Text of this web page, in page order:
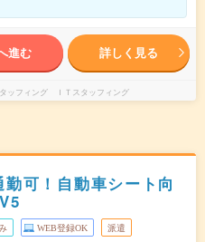
進む 詳しく見る
ッフィング ＩＴスタッフィング
可！自動車シート向
WEB登録OK 派遣